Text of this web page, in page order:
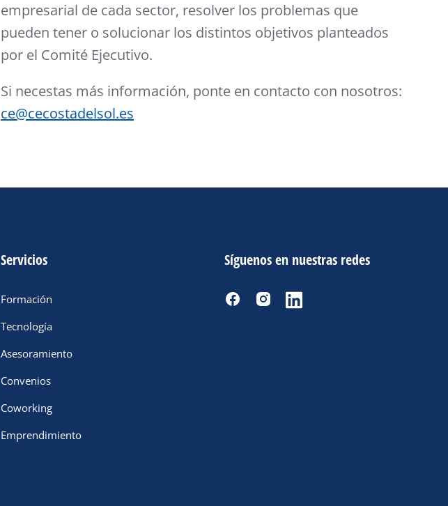
empresarial de cada sector, resolver los problemas que
pueden tener o solucionar los distintos objetivos planteados
por el Comité Ejecutivo.
Si necestas más información, ponte en contacto con nosotros:
ce@cecostadelsol.es
Servicios
Formación
Tecnología
Asesoramiento
Convenios
Coworking
Emprendimiento
Síguenos en nuestras redes